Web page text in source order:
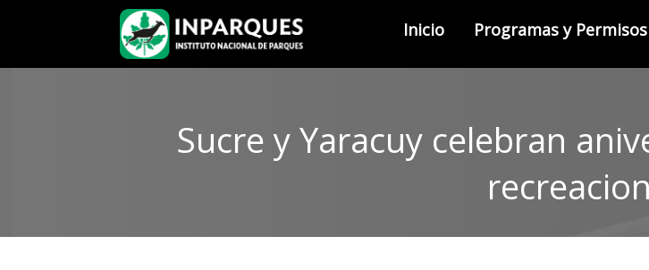
Inicio Programas y Permisos
Sucre y Yaracuy celebran